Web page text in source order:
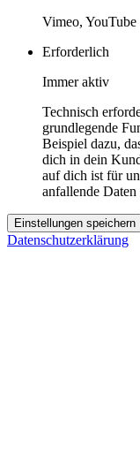
Vimeo, YouTube
Erforderlich
Immer aktiv
Technisch
grundlegende
Beispiel dazu,
dich in dein
auf dich ist für
anfallende
Einstellungen speichern
Datenschutzerklärung